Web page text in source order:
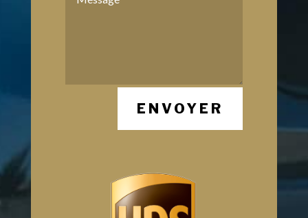
ENVOYER